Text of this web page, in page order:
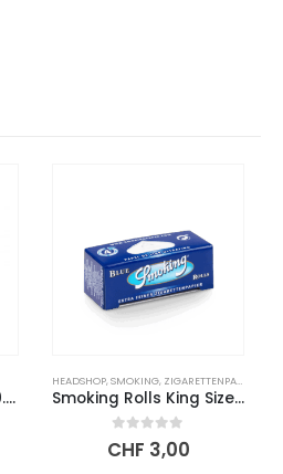
Digital Waage 500g/0.01g
HEADSHOP,SMOKING, ZIGARETTENPAPIER
Smoking Rolls King Size Blau
0 out of 5
CHF 3,00